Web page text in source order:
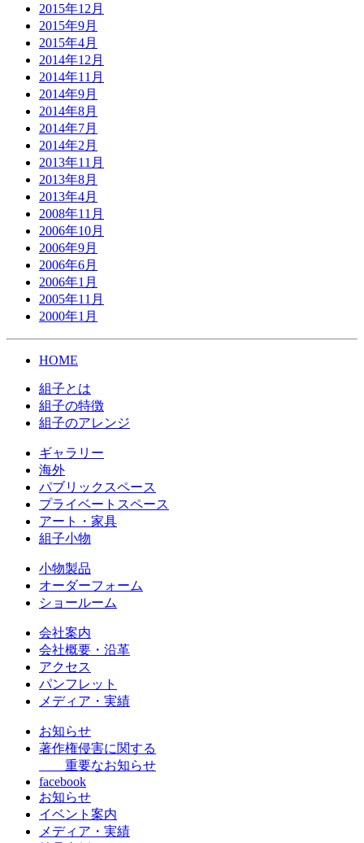
2015年12月
2015年9月
2015年4月
2014年12月
2014年11月
2014年9月
2014年8月
2014年7月
2014年2月
2013年11月
2013年8月
2013年4月
2008年11月
2006年10月
2006年9月
2006年6月
2006年1月
2005年11月
2000年1月
HOME
組子とは
組子の特徴
組子のアレンジ
ギャラリー
海外
パブリックスペース
プライベートスペース
アート・家具
組子小物
小物製品
オーダーフォーム
ショールーム
会社案内
会社概要・沿革
アクセス
パンフレット
メディア・実績
お知らせ
著作権侵害に関する
重要なお知らせ
facebook
お知らせ
イベント案内
メディア・実績